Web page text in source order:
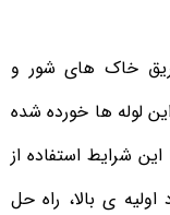
خاک های شور و
لوله ها خورده شده
شرایط استفاده از
ی بالا، راه حل